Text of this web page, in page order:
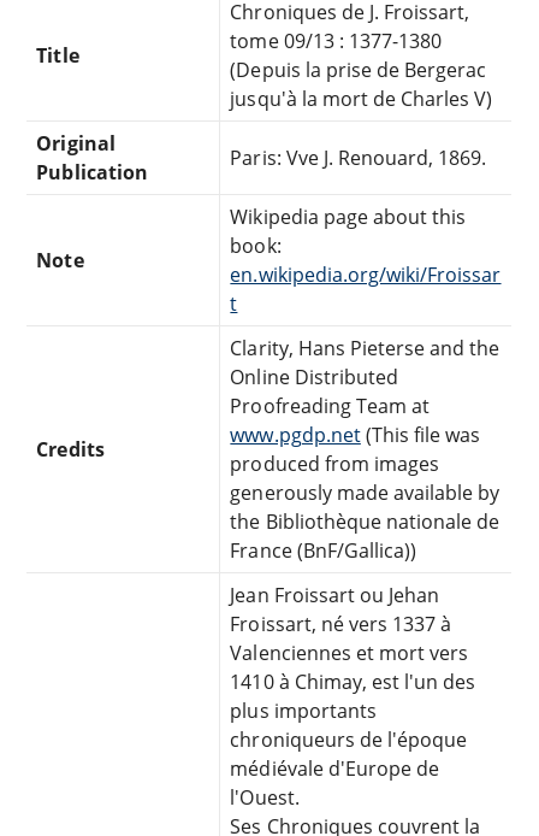
Title
Chroniques de J. Froissart,
tome 09/13 : 1377-1380
(Depuis la prise de Bergerac
jusqu'à la mort de Charles V)
Original
Publication
Paris: Vve J. Renouard, 1869.
Note
Wikipedia page about this
book:
en.wikipedia.org/wiki/Froissar
t
Credits
Clarity, Hans Pieterse and the
Online Distributed
Proofreading Team at
www.pgdp.net(This file was
produced from images
generously made available by
the Bibliothèque nationale de
France (BnF/Gallica))
Jean Froissart ou Jehan
Froissart, né vers 1337 à
Valenciennes et mort vers
1410 à Chimay, est l'un des
plus importants
chroniqueurs de l'époque
médiévale d'Europe de
l'Ouest.
Ses Chroniques couvrent la